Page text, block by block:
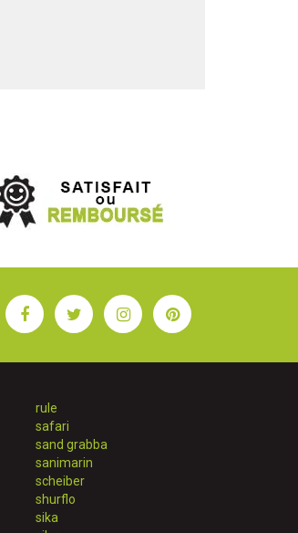
FacebookTwitterInstagramPinterest
rule
safari
sand grabba
sanimarin
scheiber
shurflo
sika